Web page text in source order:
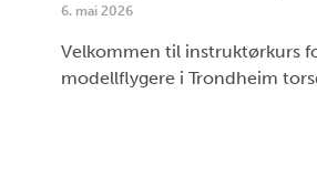
6. mai 2026
Velkommen til instruktørkurs
modellflygere i Trondheim